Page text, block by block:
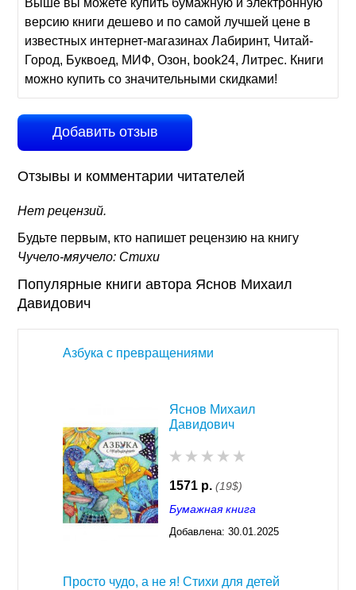
Выше вы можете купить бумажную и электронную
версию книги дешево и по самой лучшей цене в
известных интернет-магазинах Лабиринт, Читай-
Город, Буквоед, МИФ, Озон, book24, Литрес. Книги
можно купить со значительными скидками!
Добавить отзыв
Отзывы и комментарии читателей
Нет рецензий.
Будьте первым, кто напишет рецензию на книгу
Чучело-мяучело: Стихи
Популярные книги автора Яснов Михаил
Давидович
Азбука с превращениями
Яснов Михаил
Давидович
1571 р. (19$)
Бумажная книга
Добавлена: 30.01.2025
Просто чудо, а не я! Стихи для детей